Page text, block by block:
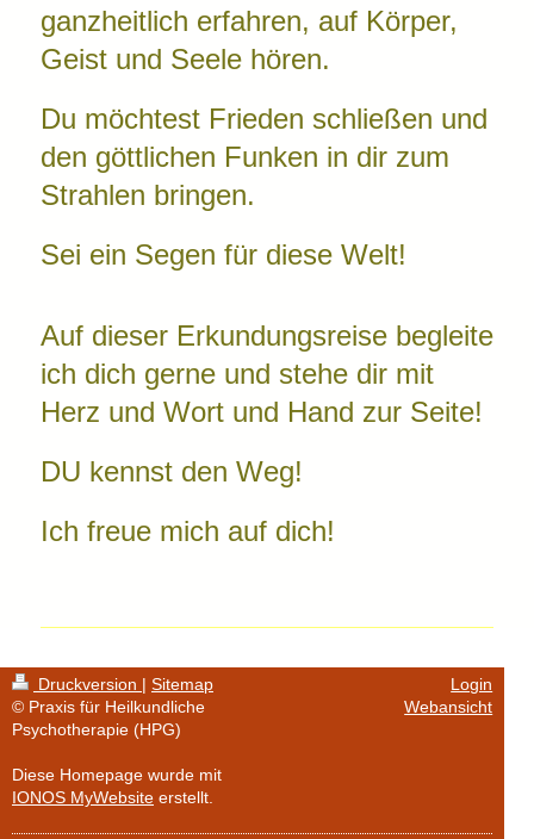
ganzheitlich erfahren, auf Körper,
Geist und Seele hören.
Du möchtest Frieden schließen und
den göttlichen Funken in dir zum
Strahlen bringen.
Sei ein Segen für diese Welt!
Auf dieser Erkundungsreise begleite
ich dich gerne und stehe dir mit
Herz und Wort und Hand zur Seite!
DU kennst den Weg!
Ich freue mich auf dich!
Druckversion | Sitemap
© Praxis für Heilkundliche
Psychotherapie (HPG)
Diese Homepage wurde mit
IONOS MyWebsite erstellt.
Login
Webansicht